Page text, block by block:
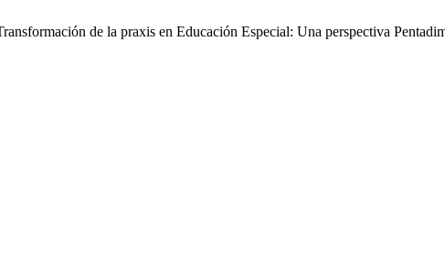
de la praxis en Educación Especial: Una perspectiva